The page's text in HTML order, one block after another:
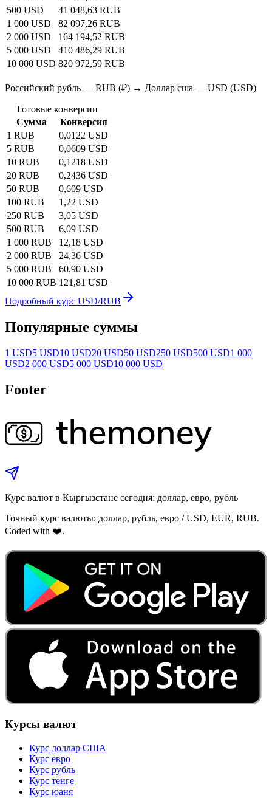
500 USD
41 048,63 RUB
1 000 USD
82 097,26 RUB
2 000 USD
164 194,52 RUB
5 000 USD
410 486,29 RUB
10 000 USD 820 972,59 RUB
Российский рубль — RUB (₽) → Доллар сша — USD (USD)
Готовые конверсии
Сумма
Конверсия
1 RUB
0,0122 USD
5 RUB
0,0609 USD
10 RUB
0,1218 USD
20 RUB
0,2436 USD
50 RUB
0,609 USD
100 RUB
1,22 USD
250 RUB
3,05 USD
500 RUB
6,09 USD
1 000 RUB
12,18 USD
2 000 RUB
24,36 USD
5 000 RUB
60,90 USD
10 000 RUB 121,81 USD
Подробный курс USD/RUB
Популярные суммы
1 USD5 USD10 USD20 USD50 USD250 USD500 USD1 000
USD2 000 USD5 000 USD10 000 USD
Footer
Курс валют в Кыргызстане сегодня: доллар, евро, рубль
Точный курс валюты: доллар, рубль, евро / USD, EUR, RUB.
Coded with ❤️.
Курсы валют
Курс доллар США
Курс евро
Курс рубль
Курс тенге
Курс юаня